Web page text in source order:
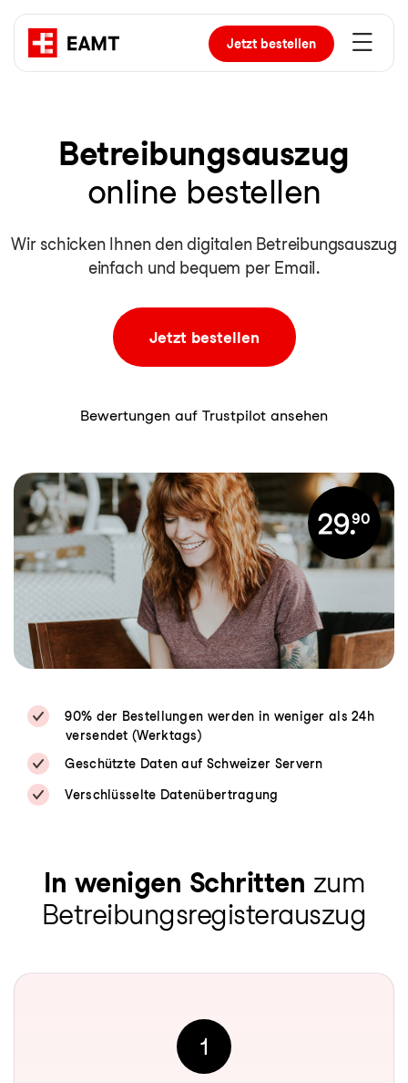
Jetztbestellen
Be­trei­bungs­aus­zug
online bestellen
Wir schicken Ihnen den digitalen Betreibungsauszug
einfach und bequem per Email.
Jetzt bestellen
Bewertungen auf Trustpilot ansehen
90% der Bestellungen werden in weniger als 24h
versendet (Werktags)
Geschützte Daten auf Schweizer Servern
Verschlüsselte Datenübertragung
In wenigen Schritten zum
Betreibungsregisterauszug
1